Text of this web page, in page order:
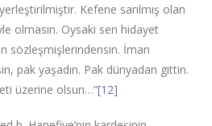
Kefene sarılmış olan
olmasın. Oysaki sen hidayet
sözleşmişlerindensin. İman
pak yaşadın. Pak dünyadan gittin.
üzerine olsun…”[12]